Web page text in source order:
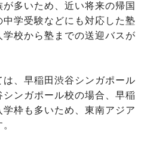
多いため、近い将来の帰国
学受験などにも対応した塾
校から塾までの送迎バスが
、早稲田渋谷シンガポール
ンガポール校の場合、早稲
枠も多いため、東南アジア